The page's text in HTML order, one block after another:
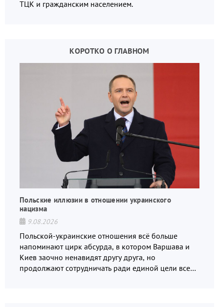
ТЦК и гражданским населением.
КОРОТКО О ГЛАВНОМ
Польские иллюзии в отношении украинского
нацизма
9.08.2026
Польской-украинские отношения всё больше
напоминают цирк абсурда, в котором Варшава и
Киев заочно ненавидят другу друга, но
продолжают сотрудничать ради единой цели всех